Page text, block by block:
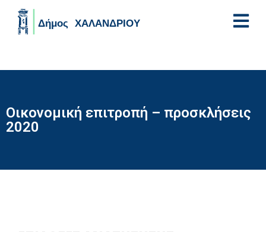
Οικονομική επιτροπή – προσκλήσεις
2020